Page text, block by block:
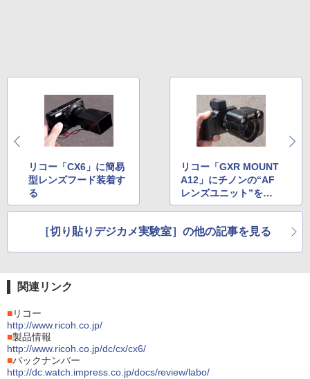
リコー「CX6」に簡易
型レンズフード装着す
る
リコー「GXR MOUNT
A12」にチノンの“AF
レンズユニット”を装
着
［切り貼りデジカメ実験室］の他の記事を見る
関連リンク
■リコー
http://www.ricoh.co.jp/
■製品情報
http://www.ricoh.co.jp/dc/cx/cx6/
■バックナンバー
http://dc.watch.impress.co.jp/docs/review/labo/